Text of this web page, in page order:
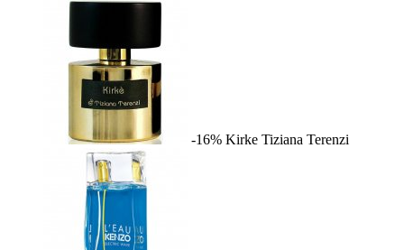
-16% Kirke Tiziana Terenzi